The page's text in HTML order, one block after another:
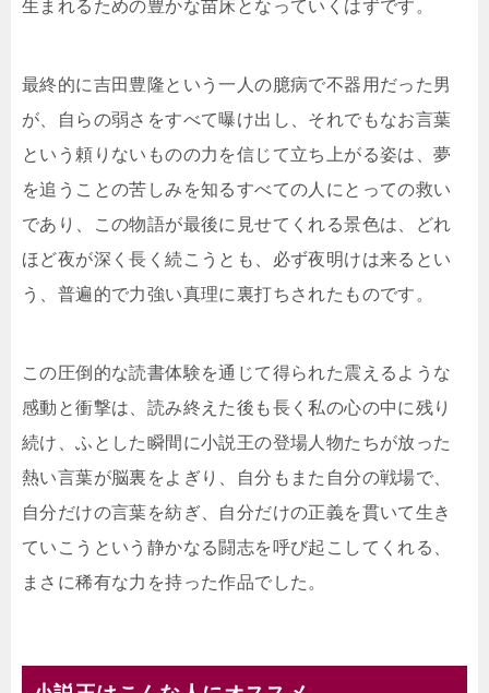
生まれるための豊かな苗床となっていくはずです。
最終的に吉田豊隆という一人の臆病で不器用だった男
が、自らの弱さをすべて曝け出し、それでもなお言葉
という頼りないものの力を信じて立ち上がる姿は、夢
を追うことの苦しみを知るすべての人にとっての救い
であり、この物語が最後に見せてくれる景色は、どれ
ほど夜が深く長く続こうとも、必ず夜明けは来るとい
う、普遍的で力強い真理に裏打ちされたものです。
この圧倒的な読書体験を通じて得られた震えるような
感動と衝撃は、読み終えた後も長く私の心の中に残り
続け、ふとした瞬間に小説王の登場人物たちが放った
熱い言葉が脳裏をよぎり、自分もまた自分の戦場で、
自分だけの言葉を紡ぎ、自分だけの正義を貫いて生き
ていこうという静かなる闘志を呼び起こしてくれる、
まさに稀有な力を持った作品でした。